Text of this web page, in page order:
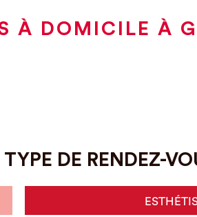
À DOMICILE À
DE RENDEZ-